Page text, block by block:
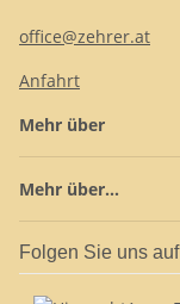
office@zehrer.at
Anfahrt
Mehr über
Mehr über...
Folgen Sie uns auf